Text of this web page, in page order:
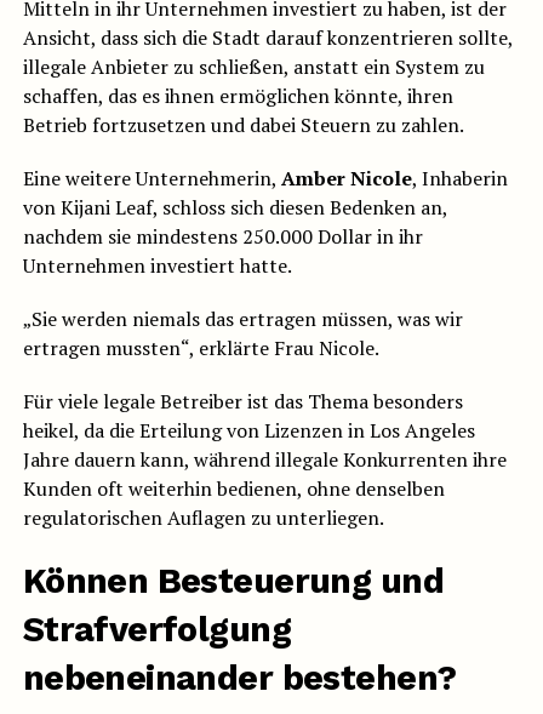
Mitteln in ihr Unternehmen investiert zu haben, ist der
Ansicht, dass sich die Stadt darauf konzentrieren sollte,
illegale Anbieter zu schließen, anstatt ein System zu
schaffen, das es ihnen ermöglichen könnte, ihren
Betrieb fortzusetzen und dabei Steuern zu zahlen.
Eine weitere Unternehmerin, Amber Nicole, Inhaberin
von Kijani Leaf, schloss sich diesen Bedenken an,
nachdem sie mindestens 250.000 Dollar in ihr
Unternehmen investiert hatte.
„Sie werden niemals das ertragen müssen, was wir
ertragen mussten“, erklärte Frau Nicole.
Für viele legale Betreiber ist das Thema besonders
heikel, da die Erteilung von Lizenzen in Los Angeles
Jahre dauern kann, während illegale Konkurrenten ihre
Kunden oft weiterhin bedienen, ohne denselben
regulatorischen Auflagen zu unterliegen.
Können Besteuerung und
Strafverfolgung
nebeneinander bestehen?